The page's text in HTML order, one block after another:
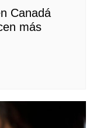
Canadá
más